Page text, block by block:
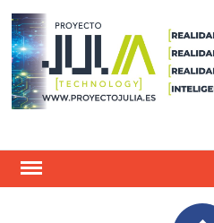
Saltar
contenido